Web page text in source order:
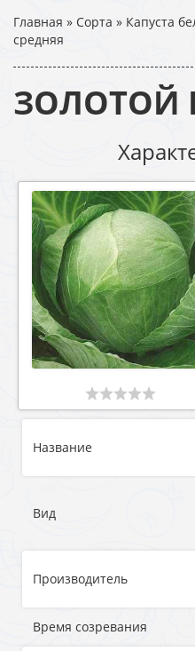
Главная » Сорта » Капуста
средняя
ЗОЛОТОЙ
Название
Вид
Производитель
Время созревания